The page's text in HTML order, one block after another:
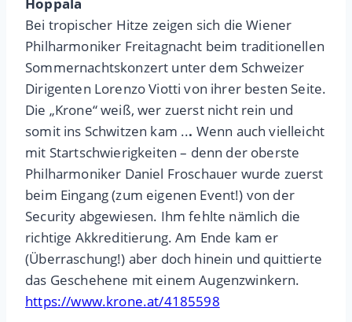
Bei tropischer Hitze zeigen sich die Wiener
Philharmoniker Freitagnacht beim traditionellen
Sommernachtskonzert unter dem Schweizer
Dirigenten Lorenzo Viotti von ihrer besten Seite.
Die „Krone“ weiß, wer zuerst nicht rein und
somit ins Schwitzen kam ... Wenn auch vielleicht
mit Startschwierigkeiten – denn der oberste
Philharmoniker Daniel Froschauer wurde zuerst
beim Eingang (zum eigenen Event!) von der
Security abgewiesen. Ihm fehlte nämlich die
richtige Akkreditierung. Am Ende kam er
(Überraschung!) aber doch hinein und quittierte
das Geschehene mit einem Augenzwinkern.
https://www.krone.at/4185598